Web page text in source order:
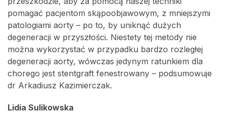
pomagać pacjentom skąpoobjawowym, z mniejszymi
patologiami aorty – po to, by uniknąć dużych
degeneracji w przyszłości. Niestety tej metody nie
można wykorzystać w przypadku bardzo rozległej
degeneracji aorty, wówczas jedynym ratunkiem dla
chorego jest stentgraft fenestrowany – podsumowuje
dr Arkadiusz Kazimierczak.
Lidia Sulikowska